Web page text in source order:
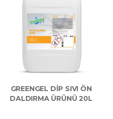
GREENGEL DIP SIVI ÖN
DALDIRMA ÜRÜNÜ 20L